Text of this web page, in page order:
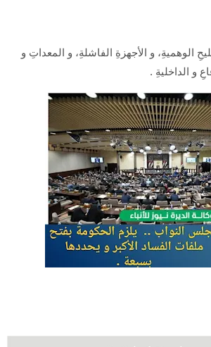
الوهميةِ، و الأجهزةِ الفاشلةِ، و المعداتِ و
و الداخليةِ .